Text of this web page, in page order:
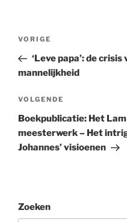
Berichtnavigatie
Vorig
bericht
VORIGE
‘Leve papa’: de
mannelijkheid
Volgend
bericht
VOLGENDE
Boekpublicatie: Het
meesterwerk – Het
Johannes’ visioenen
Zoeken